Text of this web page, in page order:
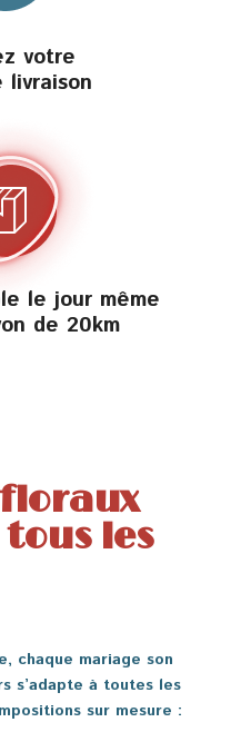
votre
livraison
le jour même
de 20km
floraux
les
chaque mariage son
s’adapte à toutes les
sur mesure :